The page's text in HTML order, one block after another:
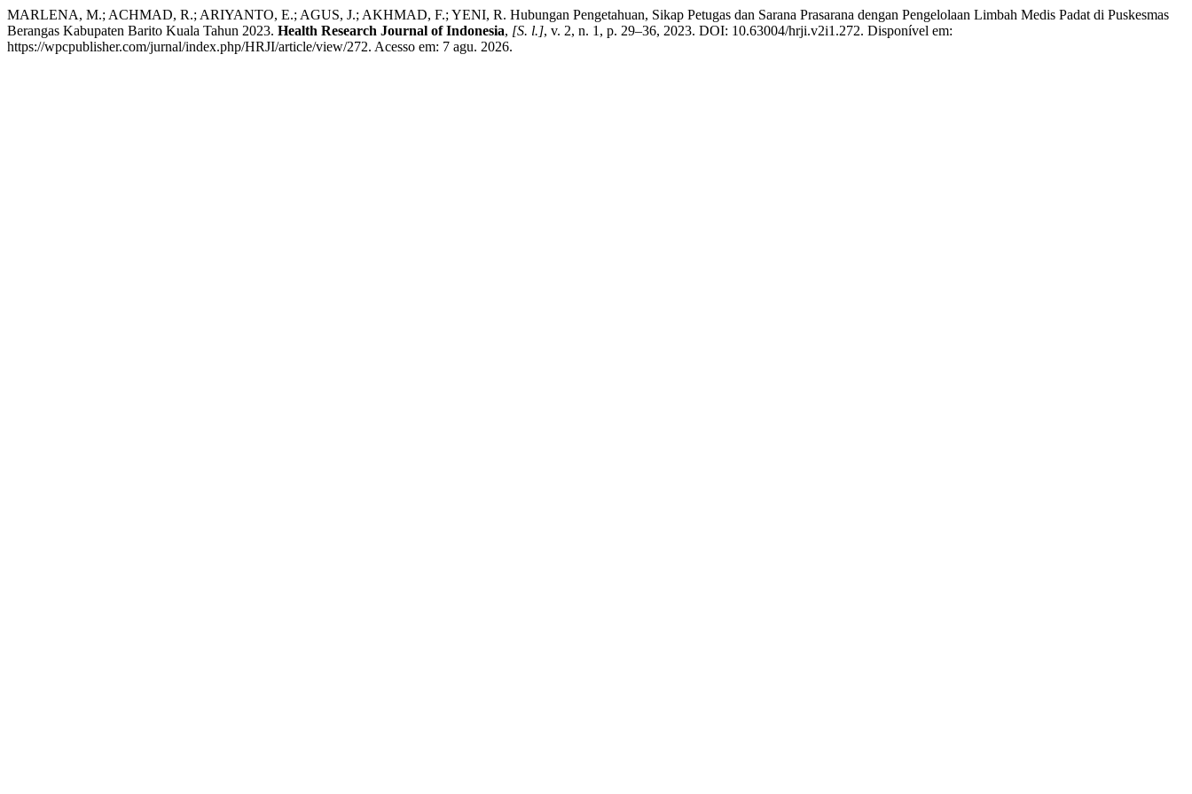
MARLENA, M.; ACHMAD, R.; ARIYANTO, E.; AGUS, J.; AKHMAD, F.; YENI, R. Hubungan Pengetahuan, Sikap Petugas dan Sarana Prasarana dengan Pengelolaan Limbah Medis Padat di Puskesmas
Berangas Kabupaten Barito Kuala Tahun 2023. Health Research Journal of Indonesia, [S. l.], v. 2, n. 1, p. 29–36, 2023. DOI: 10.63004/hrji.v2i1.272. Disponível em:
https://wpcpublisher.com/jurnal/index.php/HRJI/article/view/272. Acesso em: 7 agu. 2026.